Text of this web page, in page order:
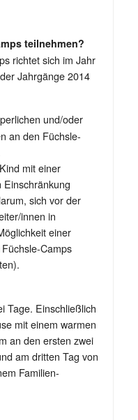
teilnehmen?
richtet sich im Jahr
Jahrgänge 2014
und/oder
an den Füchsle-
mit einer
sich vor der
innen in
einer
Camps
Tage. Einschließlich
mit einem warmen
an den ersten zwei
am dritten Tag von
Familien-